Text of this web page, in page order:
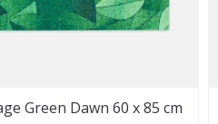
Green Dawn 60 x 85 cm